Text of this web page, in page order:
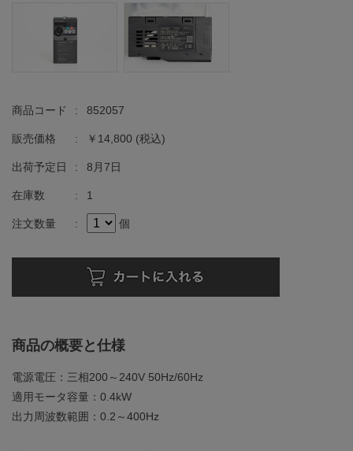
商品コード : 852057
販売価格 : ￥14,800 (税込)
出荷予定日 : 8月7日
在庫数 : 1
注文数量 : 個
商品の概要と仕様
電源電圧：三相200～240V 50Hz/60Hz
適用モータ容量：0.4kW
出力周波数範囲：0.2～400Hz